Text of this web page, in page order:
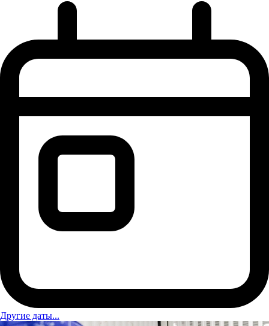
Другие даты...